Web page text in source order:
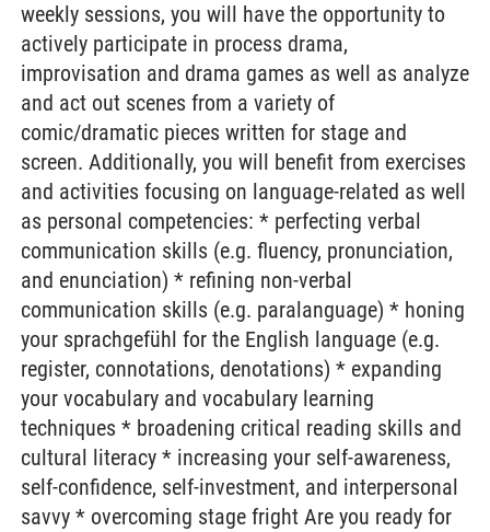
weekly sessions, you will have the opportunity to
actively participate in process drama,
improvisation and drama games as well as analyze
and act out scenes from a variety of
comic/dramatic pieces written for stage and
screen. Additionally, you will benefit from exercises
and activities focusing on language-related as well
as personal competencies: * perfecting verbal
communication skills (e.g. fluency, pronunciation,
and enunciation) * refining non-verbal
communication skills (e.g. paralanguage) * honing
your sprachgefühl for the English language (e.g.
register, connotations, denotations) * expanding
your vocabulary and vocabulary learning
techniques * broadening critical reading skills and
cultural literacy * increasing your self-awareness,
self-confidence, self-investment, and interpersonal
savvy * overcoming stage fright Are you ready for